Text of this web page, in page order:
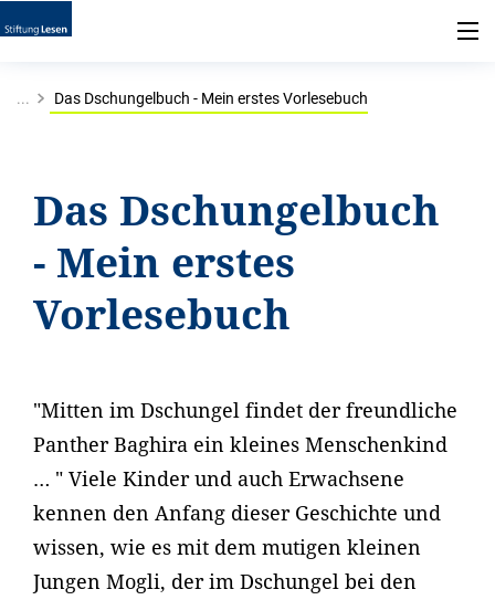
... Das Dschungelbuch - Mein erstes Vorlesebuch
Das Dschungelbuch
- Mein erstes
Vorlesebuch
"Mitten im Dschungel findet der freundliche
Panther Baghira ein kleines Menschenkind
… " Viele Kinder und auch Erwachsene
kennen den Anfang dieser Geschichte und
wissen, wie es mit dem mutigen kleinen
Jungen Mogli, der im Dschungel bei den